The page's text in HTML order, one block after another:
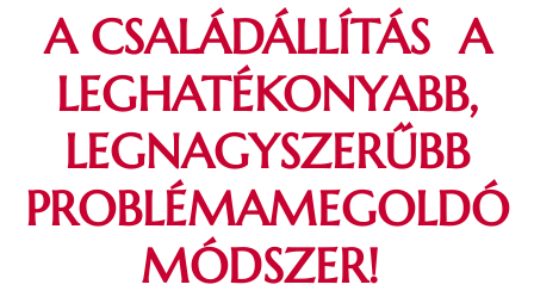
A CSALÁDÁLLÍTÁS A
LEGHATÉKONYABB,
LEGNAGYSZERŰBB
PROBLÉMAMEGOLDÓ
MÓDSZER!